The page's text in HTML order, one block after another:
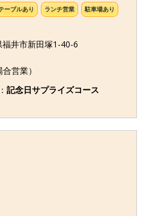
ーブルあり ランチ営業 駐車場あり
井市新田塚1-40-6
営業）
： 記念日サプライズコース